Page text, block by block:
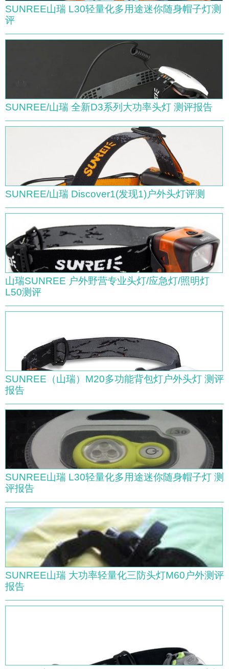
SUNREE山瑞 L30轻量化多用途迷你随身帽子灯测
评
SUNREE/山瑞 全新D3系列大功率头灯 测评报告
SUNREE/山瑞 Discover1(发现1)户外头灯评测
山瑞SUNREE 户外野营专业头灯/应急灯/照明灯
L50测评
SUNREE（山瑞）M20多功能背包灯户外头灯 测评
报告
SUNREE山瑞 L30轻量化多用途迷你随身帽子灯 测
评报告
SUNREE山瑞 大功率轻量化三防头灯M60户外测评
报告